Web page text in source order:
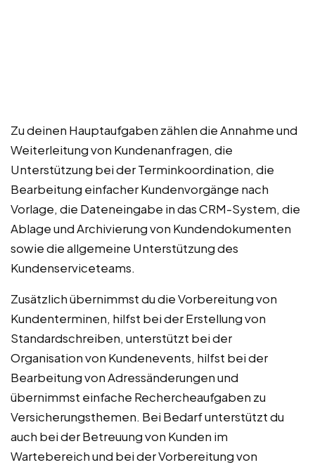
Zu deinen Hauptaufgaben zählen die Annahme und
Weiterleitung von Kundenanfragen, die
Unterstützung bei der Terminkoordination, die
Bearbeitung einfacher Kundenvorgänge nach
Vorlage, die Dateneingabe in das CRM-System, die
Ablage und Archivierung von Kundendokumenten
sowie die allgemeine Unterstützung des
Kundenserviceteams.
Zusätzlich übernimmst du die Vorbereitung von
Kundenterminen, hilfst bei der Erstellung von
Standardschreiben, unterstützt bei der
Organisation von Kundenevents, hilfst bei der
Bearbeitung von Adressänderungen und
übernimmst einfache Rechercheaufgaben zu
Versicherungsthemen. Bei Bedarf unterstützt du
auch bei der Betreuung von Kunden im
Wartebereich und bei der Vorbereitung von